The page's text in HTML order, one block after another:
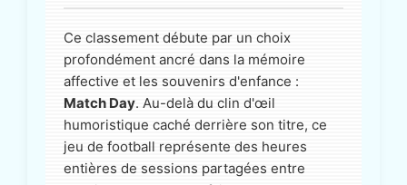
Ce classement débute par un choix
profondément ancré dans la mémoire
affective et les souvenirs d'enfance :
Match Day. Au-delà du clin d'œil
humoristique caché derrière son titre, ce
jeu de football représente des heures
entières de sessions partagées entre